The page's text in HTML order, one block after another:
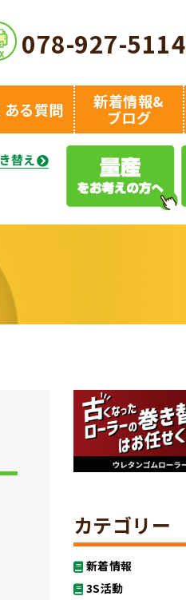
078-927-5114
ある質問
新着情報&
ブログ
替え
カテゴリー
新着情報
3S活動